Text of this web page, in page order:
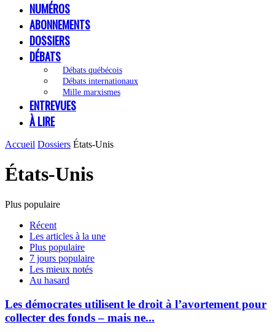
NUMÉROS
ABONNEMENTS
DOSSIERS
DÉBATS
Débats québécois
Débats internationaux
Mille marxismes
ENTREVUES
À LIRE
Accueil Dossiers États-Unis
États-Unis
Plus populaire
Récent
Les articles à la une
Plus populaire
7 jours populaire
Les mieux notés
Au hasard
Les démocrates utilisent le droit à l’avortement pour
collecter des fonds – mais ne...